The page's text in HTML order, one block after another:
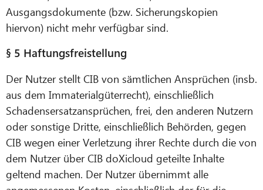
Ausgangsdokumente (bzw. Sicherungskopien
hiervon) nicht mehr verfügbar sind.
§ 5 Haftungsfreistellung
Der Nutzer stellt CIB von sämtlichen Ansprüchen (insb.
aus dem Immaterialgüterrecht), einschließlich
Schadensersatzansprüchen, frei, den anderen Nutzern
oder sonstige Dritte, einschließlich Behörden, gegen
CIB wegen einer Verletzung ihrer Rechte durch die von
dem Nutzer über CIB doXicloud geteilte Inhalte
geltend machen. Der Nutzer übernimmt alle